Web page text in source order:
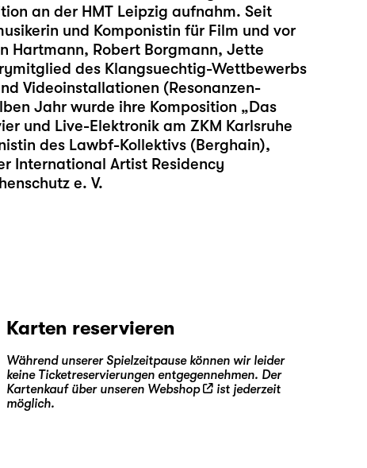
an der HMT Leipzig aufnahm. Seit
und Komponistin für Film und vor
Hartmann, Robert Borgmann, Jette
des Klangsuechtig-Wettbewerbs
Videoinstallationen (Resonanzen-
Jahr wurde ihre Komposition „Das
und Live-Elektronik am ZKM Karlsruhe
des Lawbf-Kollektivs (Berghain),
International Artist Residency
e. V.
Karten reservieren
Während unserer Spielzeitpause können wir leider
keine Ticketreservierungen entgegennehmen. Der
Kartenkauf über unseren Webshop
ist jederzeit
möglich.